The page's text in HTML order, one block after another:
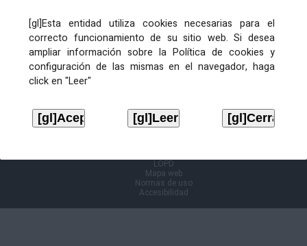
[gl]Esta entidad utiliza cookies necesarias para el
correcto funcionamiento de su sitio web. Si desea
ampliar información sobre la Política de cookies y
configuración de las mismas en el navegador, haga
click en "Leer"
LOPD
Mapa web
Normas de uso
Accesibilidad